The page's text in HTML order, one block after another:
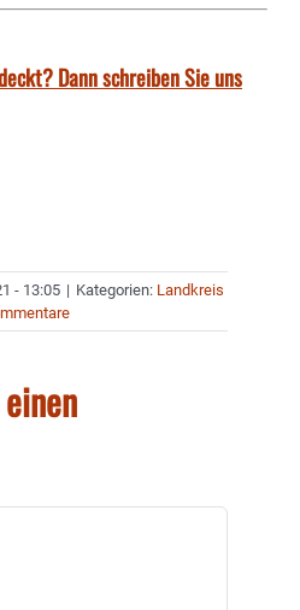
Dann schreiben Sie uns
- 13:05 | Kategorien: Landkreis